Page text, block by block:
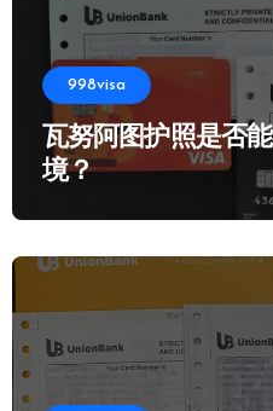
998visa
瓦努阿图护照是否
境？